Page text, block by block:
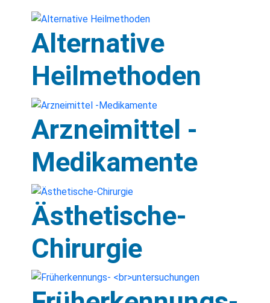
Alternative
Heilmethoden
Arzneimittel -
Medikamente
Ästhetische-
Chirurgie